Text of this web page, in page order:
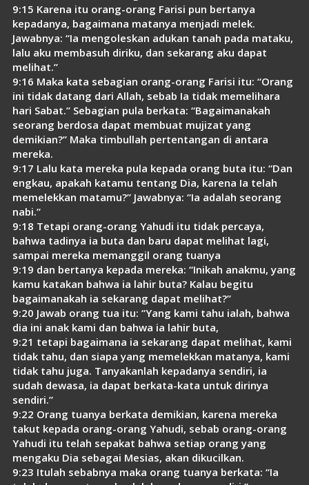
9:15 Karena itu orang-orang Farisi pun bertanya
kepadanya, bagaimana matanya menjadi melek.
Jawabnya: “Ia mengoleskan adukan tanah pada mataku,
lalu aku membasuh diriku, dan sekarang aku dapat
melihat.”
9:16 Maka kata sebagian orang-orang Farisi itu: “Orang
ini tidak datang dari Allah, sebab Ia tidak memelihara
hari Sabat.” Sebagian pula berkata: “Bagaimanakah
seorang berdosa dapat membuat mujizat yang
demikian?” Maka timbullah pertentangan di antara
mereka.
9:17 Lalu kata mereka pula kepada orang buta itu: “Dan
engkau, apakah katamu tentang Dia, karena Ia telah
memelekkan matamu?” Jawabnya: “Ia adalah seorang
nabi.”
9:18 Tetapi orang-orang Yahudi itu tidak percaya,
bahwa tadinya ia buta dan baru dapat melihat lagi,
sampai mereka memanggil orang tuanya
9:19 dan bertanya kepada mereka: “Inikah anakmu, yang
kamu katakan bahwa ia lahir buta? Kalau begitu
bagaimanakah ia sekarang dapat melihat?”
9:20 Jawab orang tua itu: “Yang kami tahu ialah, bahwa
dia ini anak kami dan bahwa ia lahir buta,
9:21 tetapi bagaimana ia sekarang dapat melihat, kami
tidak tahu, dan siapa yang memelekkan matanya, kami
tidak tahu juga. Tanyakanlah kepadanya sendiri, ia
sudah dewasa, ia dapat berkata-kata untuk dirinya
sendiri.”
9:22 Orang tuanya berkata demikian, karena mereka
takut kepada orang-orang Yahudi, sebab orang-orang
Yahudi itu telah sepakat bahwa setiap orang yang
mengaku Dia sebagai Mesias, akan dikucilkan.
9:23 Itulah sebabnya maka orang tuanya berkata: “Ia